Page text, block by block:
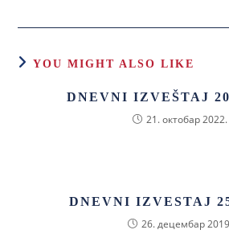
YOU MIGHT ALSO LIKE
DNEVNI IZVEŠTAJ
21. октобар 2022.
DNEVNI IZVESTAJ
26. децембар